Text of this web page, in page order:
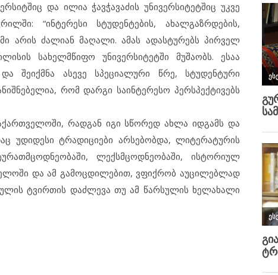
და ილია ჭავჭავაძის უნივერსიტეტშიც უკვე
“ინტერესი სტუდენტების, ახალგაზრდების,
არის ძალიან მაღალი. ამას ადასტურებს პირველ
სახელმწიფო უნივერსიტეტში მუშაობს. ესაა
შეიქმნა ასევე სპეციალური წრე, სტუდენტური
რომ დარგი საინტერესო პერსპექტივებს
რადგან იგი სწორედ ახლა იდგამს და
უდიდესი ტრადიციები არსებობდა, ლიტერატურის
ლექსმცოდნეობაში, ისტორიულ
და ამ გამოცდილებით, ვფიქრობ აუცილებლად
ტვირთის დაძლევა თუ ამ წარსულის ხელახალი